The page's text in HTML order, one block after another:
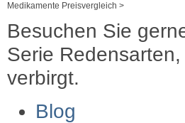
Medikamente Preisvergleich >
Besuchen Sie
Serie
verbirgt.
Blog